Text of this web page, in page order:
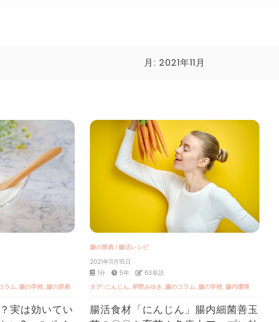
月: 2021年11月
ラム, 腸の学校, 腸の辞典
実は効いてい
腸の辞典/ 腸活レシピ
2021年11月15日
1分
5年 63単語
タグ: にんじん, 岸野みゆき , 腸のコラム, 腸の学校, 腸内環境
腸活食材「にんじん」腸内細菌善玉